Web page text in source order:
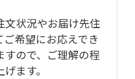
文状況やお届け先住
希望にお応えでき
すので、ご理解の程
ます。